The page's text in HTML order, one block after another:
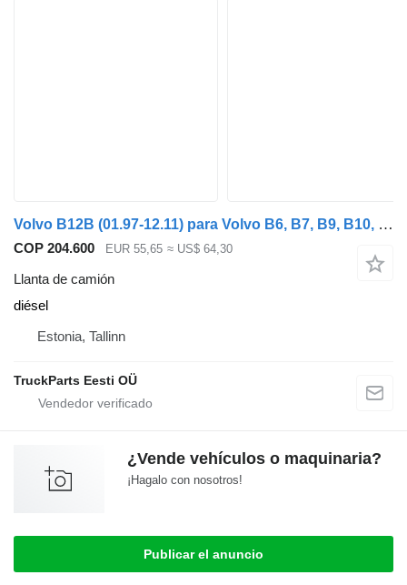
Volvo B12B (01.97-12.11) para Volvo B6, B7, B9, B10, B12 bus (1978-2011)
COP 204.600 EUR 55,65 ≈ US$ 64,30
Llanta de camión
diésel
Estonia, Tallinn
TruckParts Eesti OÜ
¿Vende vehículos o maquinaria?
¡Hagalo con nosotros!
Publicar el anuncio